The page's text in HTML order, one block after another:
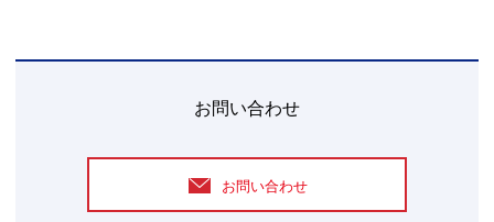
お問い合わせ
お問い合わせ